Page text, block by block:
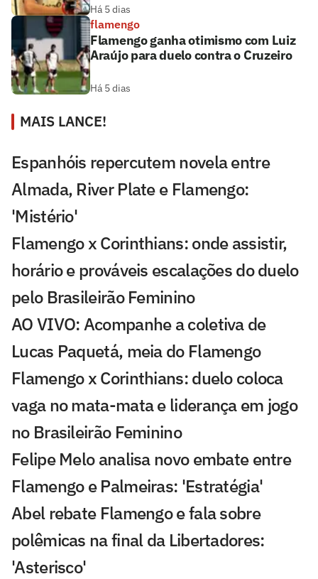
Há 5 dias
flamengo
Flamengo ganha otimismo com Luiz
Araújo para duelo contra o Cruzeiro
Há 5 dias
MAIS LANCE!
Espanhóis repercutem novela entre
Almada, River Plate e Flamengo:
'Mistério'
Flamengo x Corinthians: onde assistir,
horário e prováveis escalações do duelo
pelo Brasileirão Feminino
AO VIVO: Acompanhe a coletiva de
Lucas Paquetá, meia do Flamengo
Flamengo x Corinthians: duelo coloca
vaga no mata-mata e liderança em jogo
no Brasileirão Feminino
Felipe Melo analisa novo embate entre
Flamengo e Palmeiras: 'Estratégia'
Abel rebate Flamengo e fala sobre
polêmicas na final da Libertadores:
'Asterisco'